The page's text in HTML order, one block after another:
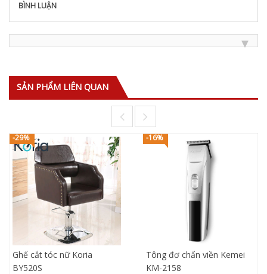
BÌNH LUẬN
SẢN PHẨM LIÊN QUAN
-29%
Ghế cắt tóc nữ Koria
BY520S
-16%
Tông đơ chấn viền Kemei
KM-2158